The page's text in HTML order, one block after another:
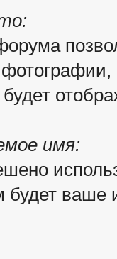
будет
имя:
будет